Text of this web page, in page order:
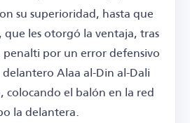
su superioridad, hasta que
les otorgó la ventaja, tras
penalti por un error defensivo
Alaa al-Din al-Dali
el balón en la red
la delantera.